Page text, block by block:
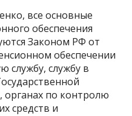
все основные
обеспечения
Законом РФ от
обеспечении
службу, службу в
по контролю
средств и